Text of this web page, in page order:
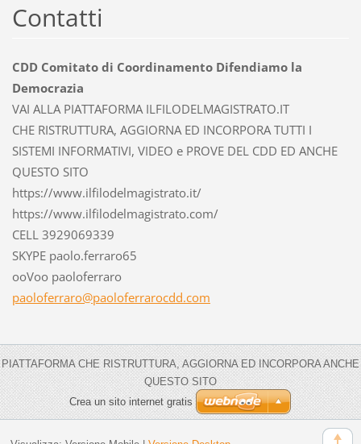
Contatti
CDD Comitato di Coordinamento Difendiamo la
Democrazia
VAI ALLA PIATTAFORMA ILFILODELMAGISTRATO.IT
CHE RISTRUTTURA, AGGIORNA ED INCORPORA TUTTI I
SISTEMI INFORMATIVI, VIDEO e PROVE DEL CDD ED ANCHE
QUESTO SITO
https://www.ilfilodelmagistrato.it/
https://www.ilfilodelmagistrato.com/
CELL 3929069339
SKYPE paolo.ferraro65
ooVoo paoloferraro
paoloferraro@paoloferrarocdd.com
PIATTAFORMA CHE RISTRUTTURA, AGGIORNA ED INCORPORA ANCHE
QUESTO SITO
Crea un sito internet gratis